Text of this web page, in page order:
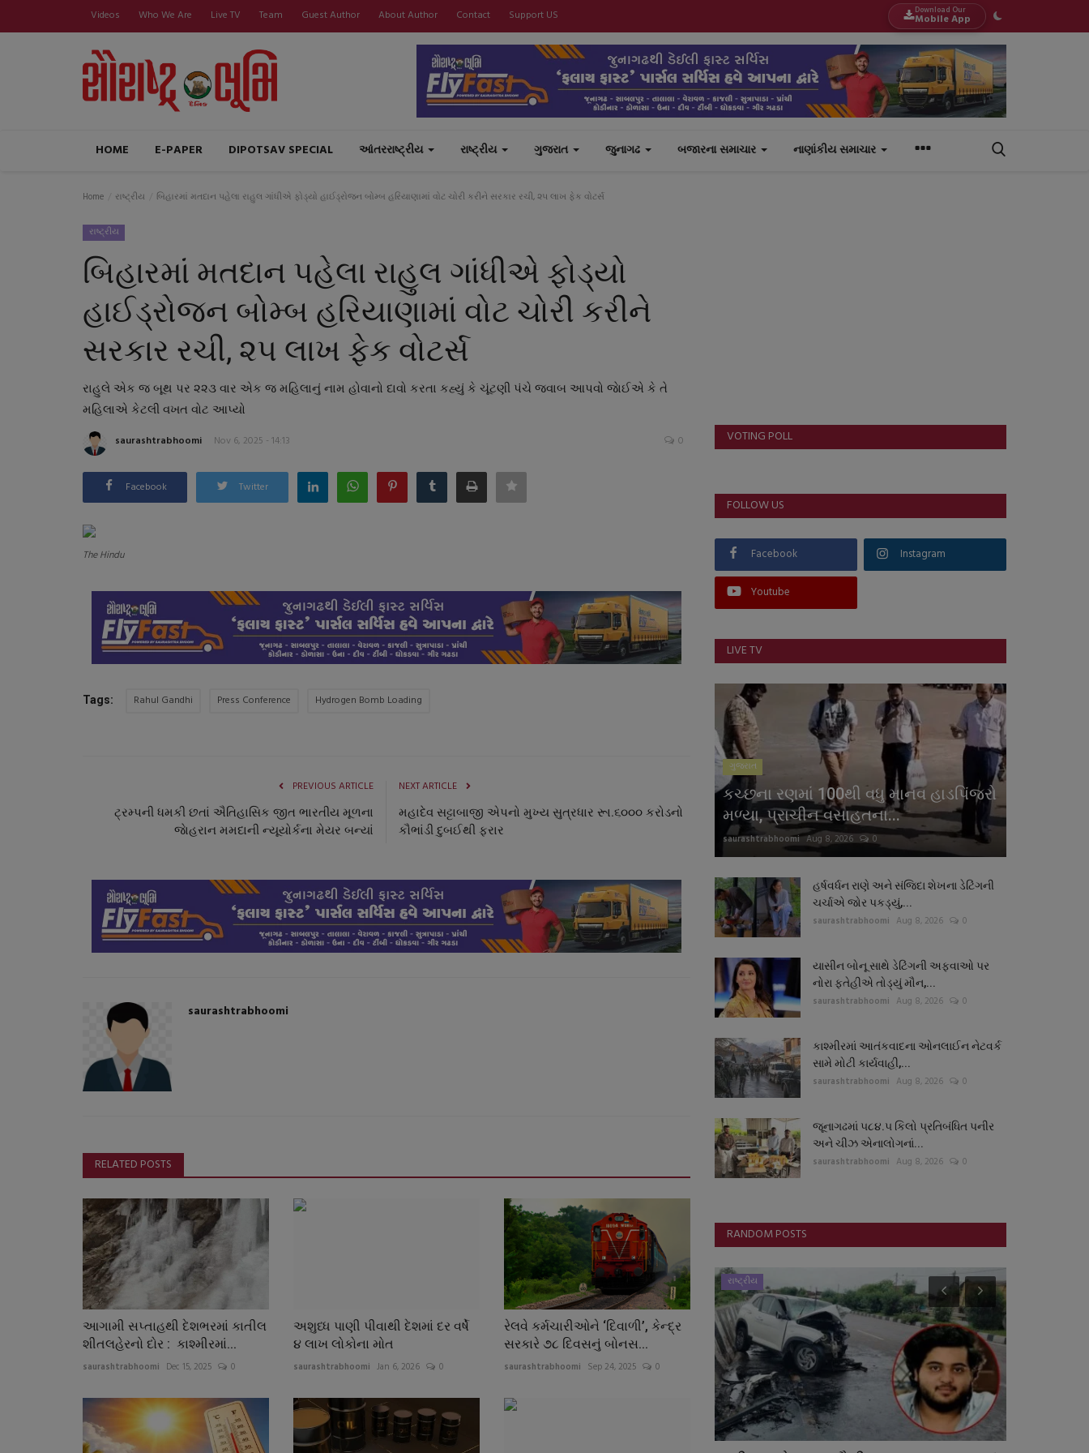
Videos Who We Are Live TV Team Guest Author About Author Contact Support US Download Our
Mobile App
HOME E-PAPER DIPOTSAV SPECIAL આંતરરાષ્ટ્રીય રાષ્ટ્રીય ગુજરાત જુનાગઢ બજારના સમાચાર નાણાંકીય સમાચાર
Home રાષ્ટ્રીય બિહારમાં મતદાન પહેલા રાહુલ ગાંધીએ ફોડ્યો હાઈડ્રોજન બોમ્બ હરિયાણામાં વોટ ચોરી કરીને સરકાર રચી, ૨૫ લાખ ફેક વોટર્સ
રાષ્ટ્રીય
બિહારમાં મતદાન પહેલા રાહુલ ગાંધીએ ફોડ્યો
હાઈડ્રોજન બોમ્બ હરિયાણામાં વોટ ચોરી કરીને
સરકાર રચી, ૨૫ લાખ ફેક વોટર્સ
રાહુલે એક જ બૂથ પર ૨૨૩ વાર એક જ મહિલાનું નામ હોવાનો દાવો કરતા કહ્યું કે ચૂંટણી પંચે જવાબ આપવો જાેઈએ કે તે
મહિલાએ કેટલી વખત વોટ આપ્યો
saurashtrabhoomi Nov 6, 2025 - 14:13 0
Facebook Twitter
The Hindu
Tags: Rahul Gandhi Press Conference Hydrogen Bomb Loading
PREVIOUS ARTICLE
ટ્રમ્પની ધમકી છતાં ઐતિહાસિક જીત ભારતીય મૂળના
જાેહરાન મમદાની ન્યૂયોર્કના મેયર બન્યાં
NEXT ARTICLE
મહાદેવ સટ્ટાબાજી એપનો મુખ્ય સુત્રધાર રૂા.૬૦૦૦ કરોડનો
કૌભાંડી દુબઈથી ફરાર
saurashtrabhoomi
RELATED POSTS
આગામી સપ્તાહથી દેશભરમાં કાતીલ
શીતલહેરનો દોર : કાશ્મીરમાં...
saurashtrabhoomi Dec 15, 2025 0
અશુધ્ધ પાણી પીવાથી દેશમાં દર વર્ષે
૪ લાખ લોકોના મોત
saurashtrabhoomi Jan 6, 2026 0
રેલવે કર્મચારીઓને ‘દિવાળી’, કેન્દ્ર
સરકારે ૭૮ દિવસનું બોનસ...
saurashtrabhoomi Sep 24, 2025 0
VOTING POLL
FOLLOW US
Facebook Instagram
Youtube
LIVE TV
ગુજરાત
કચ્છના રણમાં 100થી વધુ માનવ હાડપિંજરો
મળ્યા, પ્રાચીન વસાહતના...
saurashtrabhoomi Aug 8, 2026 0
હર્ષવર્ધન રાણે અને સંજિદા શેખના ડેટિંગની
ચર્ચાએ જોર પકડ્યું,...
saurashtrabhoomi Aug 8, 2026 0
યાસીન બોનૂ સાથે ડેટિંગની અફવાઓ પર
નોરા ફતેહીએ તોડ્યું મૌન,...
saurashtrabhoomi Aug 8, 2026 0
કાશ્મીરમાં આતંકવાદના ઓનલાઈન નેટવર્ક
સામે મોટી કાર્યવાહી,...
saurashtrabhoomi Aug 8, 2026 0
જૂનાગઢમાં ૫૮૪.૫ કિલો પ્રતિબંધિત પનીર
અને ચીઝ એનાલોગનાં...
saurashtrabhoomi Aug 8, 2026 0
RANDOM POSTS
સ્વાસ્થ્ય રાષ્ટ્રીય